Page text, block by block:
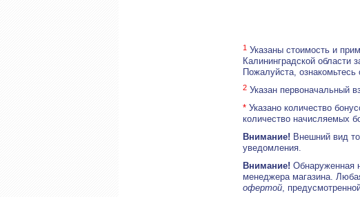
1 Указаны стоимость и
Калининградской области
Пожалуйста,
2 Указан первоначальный
* Указано количество
количество начисляемых
Внимание! Внешний вид
уведомления.
Внимание! Обнаруженная
менеджера магазина.
офертой,